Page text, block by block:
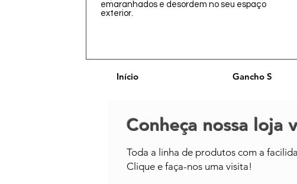
emaranhados e desordem no seu espaço
exterior.
Início Gancho S
Conheça nossa loja
Toda a linha de produtos com a
Clique e faça-nos uma visita!